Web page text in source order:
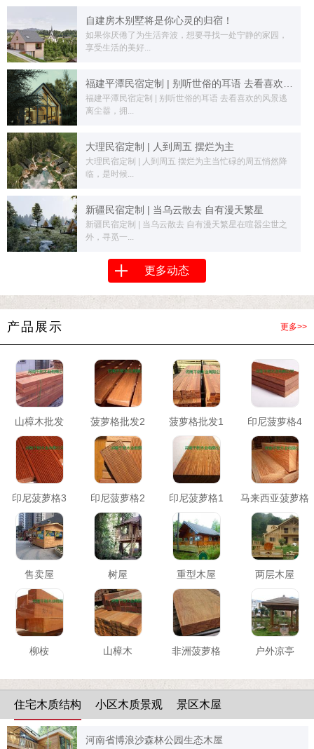
自建房木别墅将是你心灵的归宿！
如果你厌倦了为生活奔波，想要寻找一处宁静的家园，
享受生活的美好...
福建平潭民宿定制 | 别听世俗的耳语 去看喜欢的风景逃
离尘嚣，拥...
大理民宿定制 | 人到周五 摆烂为主
大理民宿定制 | 人到周五 摆烂为主当忙碌的周五悄然降
临，是时候...
新疆民宿定制 | 当乌云散去 自有漫天繁星
新疆民宿定制 | 当乌云散去 自有漫天繁星在喧嚣尘世之
外，寻觅一...
更多动态
产品展示 更多>>
山樟木批发 菠萝格批发2 菠萝格批发1 印尼菠萝格4
印尼菠萝格3 印尼菠萝格2 印尼菠萝格1 马来西亚菠萝格
售卖屋 树屋 重型木屋 两层木屋
柳桉 山樟木 非洲菠萝格 户外凉亭
住宅木质结构 小区木质景观 景区木屋
河南省博浪沙森林公园生态木屋